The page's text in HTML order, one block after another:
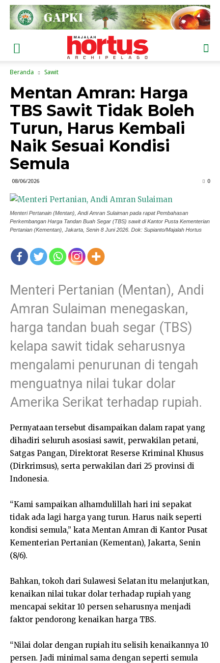
Beranda Sawit
Mentan Amran: Harga
TBS Sawit Tidak Boleh
Turun, Harus Kembali
Naik Sesuai Kondisi
Semula
08/06/2026 0
Menteri Pertanain (Mentan), Andi Amran Sulaiman pada rapat Pembahasan
Perkembangan Harga Tandan Buah Segar (TBS) sawit di Kantor Pusta Kementerian
Pertanian (Kementan), Jakarta, Senin 8 Juni 2026. Dok: Supianto/Majalah Hortus
Menteri Pertanian (Mentan), Andi
Amran Sulaiman menegaskan,
harga tandan buah segar (TBS)
kelapa sawit tidak seharusnya
mengalami penurunan di tengah
menguatnya nilai tukar dolar
Amerika Serikat terhadap rupiah.
Pernyataan tersebut disampaikan dalam rapat yang
dihadiri seluruh asosiasi sawit, perwakilan petani,
Satgas Pangan, Direktorat Reserse Kriminal Khusus
(Dirkrimsus), serta perwakilan dari 25 provinsi di
Indonesia.
“Kami sampaikan alhamdulillah hari ini sepakat
tidak ada lagi harga yang turun. Harus naik seperti
kondisi semula,” kata Mentan Amran di Kantor Pusat
Kementerian Pertanian (Kementan), Jakarta, Senin
(8/6).
Bahkan, tokoh dari Sulawesi Selatan itu melanjutkan,
kenaikan nilai tukar dolar terhadap rupiah yang
mencapai sekitar 10 persen seharusnya menjadi
faktor pendorong kenaikan harga TBS.
“Nilai dolar dengan rupiah itu selisih kenaikannya 10
persen. Jadi minimal sama dengan seperti semula